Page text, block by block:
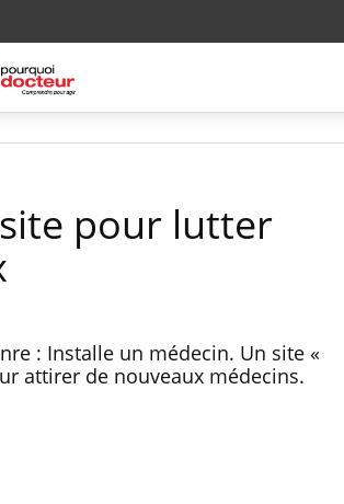
pour lutter
: Installe un médecin. Un site «
attirer de nouveaux médecins.